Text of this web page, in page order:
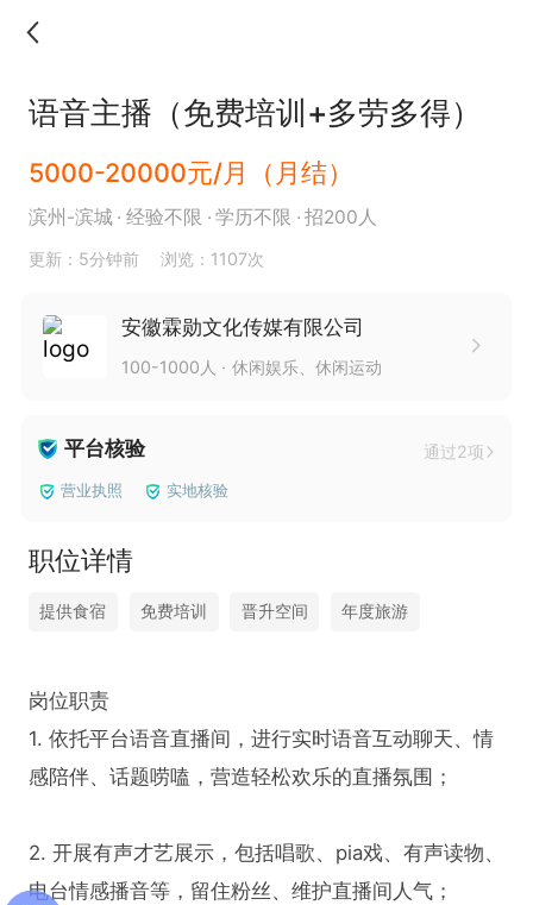
语音主播（免费培训+多劳多得）
5000-20000元/月（月结）
滨州-滨城 经验不限 学历不限 招200人
更新：5分钟前 浏览：1107次
安徽霖勋文化传媒有限公司
100-1000人 休闲娱乐、休闲运动
平台核验 通过2项
营业执照 实地核验
职位详情
提供食宿 免费培训 晋升空间 年度旅游
岗位职责
1. 依托平台语音直播间，进行实时语音互动聊天、情
感陪伴、话题唠嗑，营造轻松欢乐的直播氛围；
2. 开展有声才艺展示，包括唱歌、pia戏、有声读物、
电台情感播音等，留住粉丝、维护直播间人气；